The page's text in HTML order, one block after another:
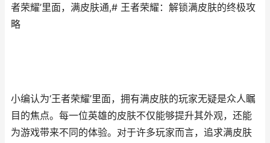
者荣耀’里面，满皮肤通,# 王者荣耀：解锁满皮肤的终极攻
略
小编认为‘王者荣耀’里面，拥有满皮肤的玩家无疑是众人瞩
目的焦点。每一位英雄的皮肤不仅能够提升其外观，还能
为游戏带来不同的体验。对于许多玩家而言，追求满皮肤